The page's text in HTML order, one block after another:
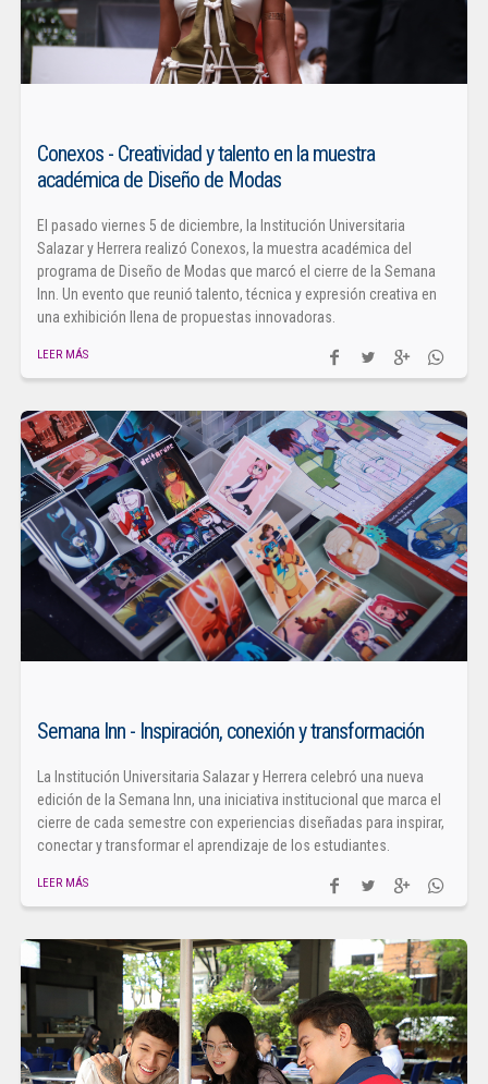
Conexos - Creatividad y talento en la muestra
académica de Diseño de Modas
El pasado viernes 5 de diciembre, la Institución Universitaria
Salazar y Herrera realizó Conexos, la muestra académica del
programa de Diseño de Modas que marcó el cierre de la Semana
Inn. Un evento que reunió talento, técnica y expresión creativa en
una exhibición llena de propuestas innovadoras.
LEER MÁS
Semana Inn - Inspiración, conexión y transformación
La Institución Universitaria Salazar y Herrera celebró una nueva
edición de la Semana Inn, una iniciativa institucional que marca el
cierre de cada semestre con experiencias diseñadas para inspirar,
conectar y transformar el aprendizaje de los estudiantes.
LEER MÁS